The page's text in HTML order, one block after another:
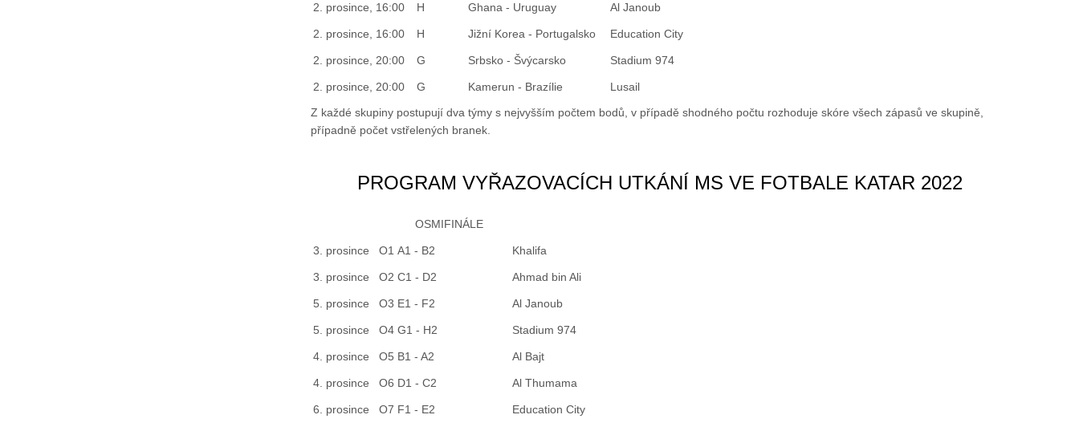
2. prosince, 16:00 H Ghana - Uruguay Al Janoub
2. prosince, 16:00 H Jižní Korea - Portugalsko Education City
2. prosince, 20:00 G Srbsko - Švýcarsko Stadium 974
2. prosince, 20:00 G Kamerun - Brazílie
Lusail
Z každé skupiny postupují dva týmy s nejvyšším počtem bodů, v případě shodného počtu rozhoduje skóre všech zápasů ve skupině,
případně počet vstřelených branek.
PROGRAM VYŘAZOVACÍCH UTKÁNÍ MS VE FOTBALE KATAR 2022
OSMIFINÁLE
3. prosince O1 A1 - B2 Khalifa
3. prosince O2 C1 - D2 Ahmad bin Ali
5. prosince O3 E1 - F2 Al Janoub
5. prosince O4 G1 - H2 Stadium 974
4. prosince O5 B1 - A2 Al Bajt
4. prosince O6 D1 - C2 Al Thumama
6. prosince O7 F1 - E2 Education City